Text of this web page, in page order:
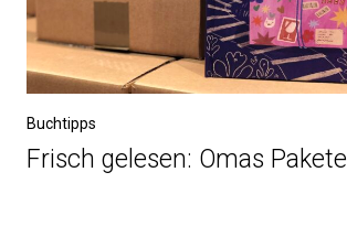
Buchtipps
Frisch gelesen: Omas Pakete